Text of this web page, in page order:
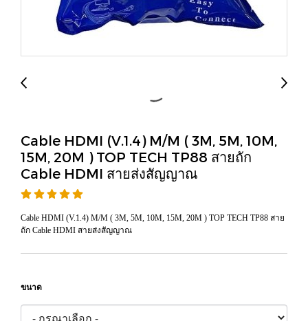
Cable HDMI (V.1.4) M/M ( 3M, 5M, 10M,
15M, 20M ) TOP TECH TP88 สายถัก
Cable HDMI สายส่งสัญญาณ
Cable HDMI (V.1.4) M/M ( 3M, 5M, 10M, 15M, 20M ) TOP TECH TP88 สาย
ถัก Cable HDMI สายส่งสัญญาณ
ขนาด